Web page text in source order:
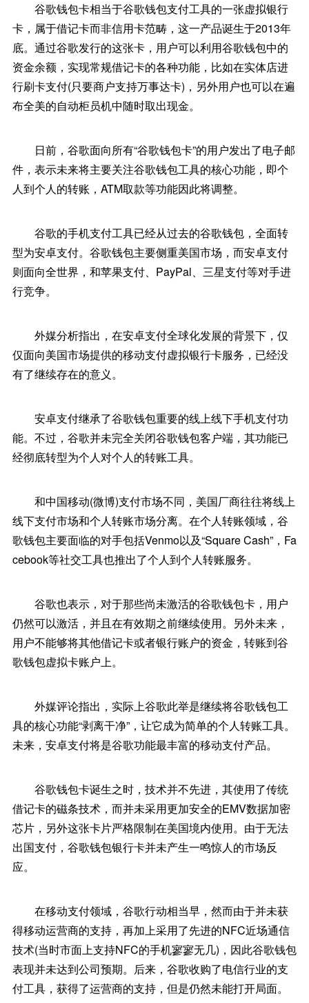
谷歌钱包卡相当于谷歌钱包支付工具的一张虚拟银行
卡，属于借记卡而非信用卡范畴，这一产品诞生于2013年
底。通过谷歌发行的这张卡，用户可以利用谷歌钱包中的
资金余额，实现常规借记卡的各种功能，比如在实体店进
行刷卡支付(只要商户支持万事达卡)，另外用户也可以在遍
布全美的自动柜员机中随时取出现金。
日前，谷歌面向所有“谷歌钱包卡”的用户发出了电子邮
件，表示未来将主要关注谷歌钱包工具的核心功能，即个
人到个人的转账，ATM取款等功能因此将调整。
谷歌的手机支付工具已经从过去的谷歌钱包，全面转
型为安卓支付。谷歌钱包主要侧重美国市场，而安卓支付
则面向全世界，和苹果支付、PayPal、三星支付等对手进
行竞争。
外媒分析指出，在安卓支付全球化发展的背景下，仅
仅面向美国市场提供的移动支付虚拟银行卡服务，已经没
有了继续存在的意义。
安卓支付继承了谷歌钱包重要的线上线下手机支付功
能。不过，谷歌并未完全关闭谷歌钱包客户端，其功能已
经彻底转型为个人对个人的转账工具。
和中国移动(微博)支付市场不同，美国厂商往往将线上
线下支付市场和个人转账市场分离。在个人转账领域，谷
歌钱包主要面临的对手包括Venmo以及“Square Cash”，Fa
cebook等社交工具也推出了个人到个人转账服务。
谷歌也表示，对于那些尚未激活的谷歌钱包卡，用户
仍然可以激活，并且在有效期之前继续使用。另外未来，
用户不能够将其他借记卡或者银行账户的资金，转账到谷
歌钱包虚拟卡账户上。
外媒评论指出，实际上谷歌此举是继续将谷歌钱包工
具的核心功能“剥离干净”，让它成为简单的个人转账工具。
未来，安卓支付将是谷歌功能最丰富的移动支付产品。
谷歌钱包卡诞生之时，技术并不先进，其使用了传统
借记卡的磁条技术，而并未采用更加安全的EMV数据加密
芯片，另外这张卡片严格限制在美国境内使用。由于无法
出国支付，谷歌钱包银行卡并未产生一鸣惊人的市场反
应。
在移动支付领域，谷歌行动相当早，然而由于并未获
得移动运营商的支持，再加上采用了先进的NFC近场通信
技术(当时市面上支持NFC的手机寥寥无几)，因此谷歌钱包
表现并未达到公司预期。后来，谷歌收购了电信行业的支
付工具，获得了运营商的支持，但是仍然未能打开局面。